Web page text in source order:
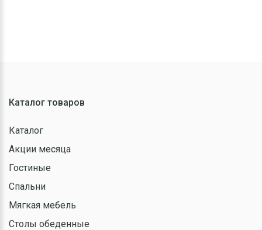
Каталог товаров
Каталог
Акции месяца
Гостиные
Спальни
Мягкая мебель
Столы обеденные